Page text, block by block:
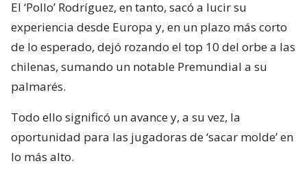
El ‘Pollo’ Rodríguez, en tanto, sacó a lucir su
experiencia desde Europa y, en un plazo más corto
de lo esperado, dejó rozando el top 10 del orbe a las
chilenas, sumando un notable Premundial a su
palmarés.
Todo ello significó un avance y, a su vez, la
oportunidad para las jugadoras de ‘sacar molde’ en
lo más alto.